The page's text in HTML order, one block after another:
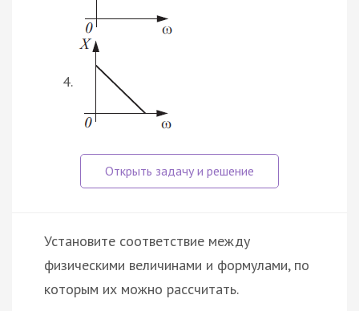
Установите соответствие между
физическими величинами и формулами, по
которым их можно рассчитать.